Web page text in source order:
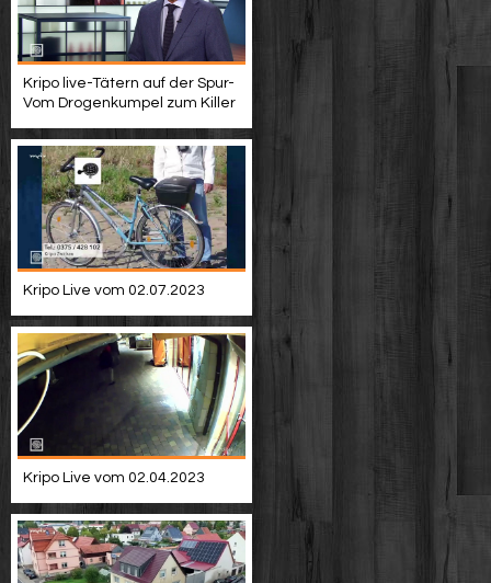
Kripo live-Tätern auf der Spur-
Vom Drogenkumpel zum Killer
Kripo Live vom 02.07.2023
Kripo Live vom 02.04.2023